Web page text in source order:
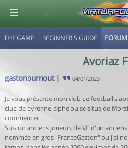
THE GAME BEGINNER'S GUIDE FORUM
Avoriaz
gastonburnout| 04/01/2023
Je vous présente mon club de football
club de pyrenne-alphe ou se situe de
commencer
Suis un anciens joueurs de VF d'un
nommée en gros "FranceGaston" ou j'ai
© Virtuafoot Manager by Aymeric Le Corre